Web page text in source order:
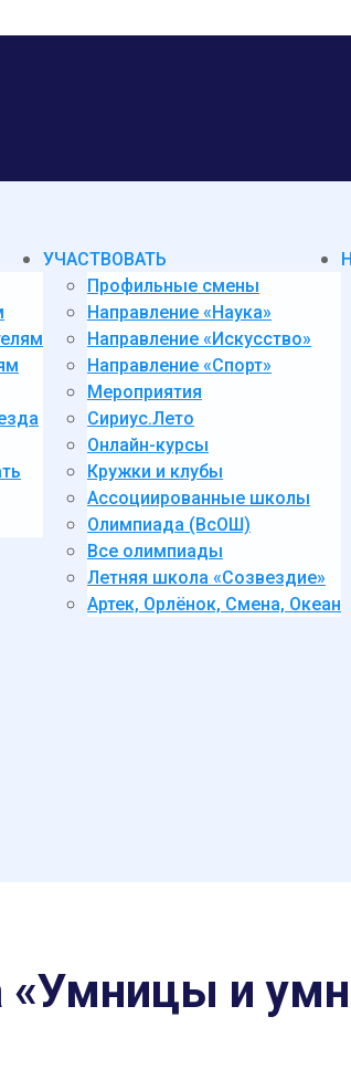
УЧАСТВОВАТЬ
Профильные смены
Направление «Наука»
Направление «Искусство»
Направление «Спорт»
Мероприятия
Сириус.Лето
Онлайн-курсы
Кружки и клубы
Ассоциированные школы
Олимпиада (ВсОШ)
Все олимпиады
Летняя школа «Созвездие»
Артек, Орлёнок, Смена, Океан
«Умницы и